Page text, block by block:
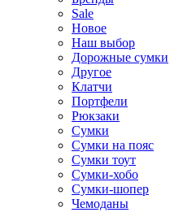
Sale
Новое
Наш выбор
Дорожные сумки
Другое
Клатчи
Портфели
Рюкзаки
Сумки
Сумки на пояс
Сумки тоут
Сумки-хобо
Сумки-шопер
Чемоданы